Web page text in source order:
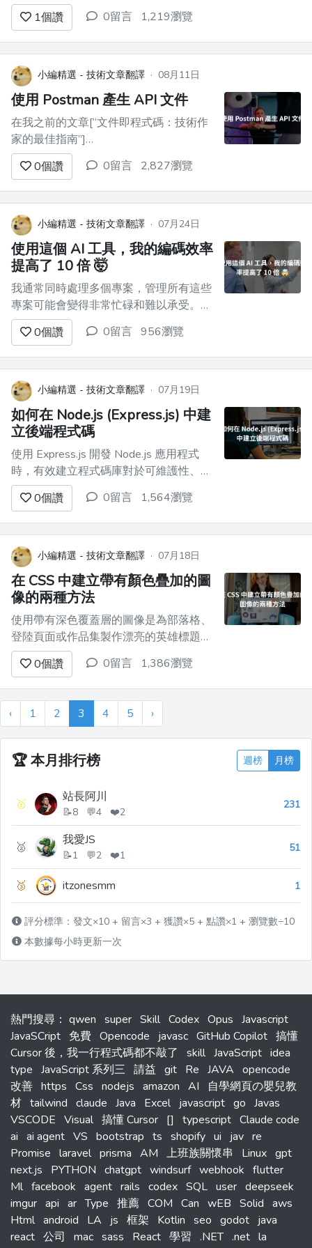
程。我們將使用 ToolJet 的視覺化應用程
式建構器為我們的應用程式設計優雅的使
用者介面。然後我們將使用該平台的低程
式碼查詢產生器與 OpenAI 連接以執行詳
細的文字分析。完成的應用程式將允許您
執行四...
1個讚 0留言 1,219瀏覽
小編精選 - 技術文章翻譯 · 08月11日
使用 Postman 產生 API 文件
在我之前的文章[“文件即程式碼：技術作
家的最佳指南”]
(https://dev.to/dumebii/docs-as-code-
the-best-guide-for-technical-writers-
97c)中，我討論了“文件即程式碼”的概念
並對其進行了深入探討。 在開始擔任**文
件工程師*...
0個讚 0留言 2,827瀏覽
小編精選 - 技術文章翻譯 · 07月24日
使用這個 AI 工具，我的編碼效率
提高了 10 倍 🤯
我通常同時處理多個專案，管理所有這些
專案可能會變得非常忙碌和難以承受。所
以，我想要一個解決方案來減少我的工作
量。 考慮到過去幾年人工智慧的重大進
展，我專門尋找一種可以 - 存取我的
GitHub 儲存庫。 - 自主解決任何給定問
題。 - 測試程式碼並將修復程式推送到儲
存庫。 ...
0個讚 0留言 956瀏覽
小編精選 - 技術文章翻譯 · 07月19日
如何在 Node.js (Express.js) 中建
立後端程式碼
使用 Express.js 開發 Node.js 應用程式
時，有效建立程式碼庫對於可維護性、可
擴展性和易於協作至關重要。組織良好的
專案結構使您能夠管理複雜性，從而更輕
鬆地導航和理解程式碼。在本部落格中，
我們將探索 Express.js 應用程式的典型資
料夾結構，並解釋每個目錄和檔案的用
途。 專...
0個讚 0留言 1,564瀏覽
小編精選 - 技術文章翻譯 · 07月18日
在 CSS 中建立帶有顏色疊加的圖
像的兩種方法
使用帶有深色覆蓋層的圖像是為部落格、
登陸頁面或作品集製作漂亮的英雄標題的
最快方法之一。這是我經常使用的技巧。
為什麼要為影像加入疊加層？ -----------
-- 圖像上的疊加不僅可以提高美觀性，而
且可以使文字更具可讀性。 考慮一下我
模擬的這個英雄標題。...
0個讚 0留言 1,386瀏覽
‹ 1 2 3 4 5 ›
🏆本月排行榜 週榜 月榜
🥇 站長阿川
📝8 💬4 ❤️2
231
🥈 我愛JS
📝1 💬2 ❤️1
51
🥉 itzonesmm 1
評分標準：發文×10 + 留言×3 + 獲讚×5 + 點讚×1 + 瀏覽數÷10
本數據每小時更新一次
熱門搜尋 ： qwen super Skill Codex Opus Javascript
JavaSCript 免費 Opencode javasc GitHub Copilot 搞懂
Cursor 後，我一行程式碼都不敲了
skill JavaScript idea
type JavaScript 系列三 請益 git Re JAVA opencode
改善 https Css nodejs amazon AI
自學網頁の嬰兒教
材 tailwind claude Java Excel javascript go Javas
VSCODE Visual 搞懂 Cursor [] typescript Claude code
ai ai agent VS bootstrap ts shopify ui jav re
Promise laravel prisma AM 上班族關懷串 Linux gpt
next.js
PYTHON chatgpt windsurf webhook flutter
Ml facebook agent rails codex SQL user deepseek
imgur api ar Type 推薦 COM Can wEB Solid aws
Html android LA js 框架 Kotlin seo godot java
react 公司 mac sass React 學習 .NET .net la